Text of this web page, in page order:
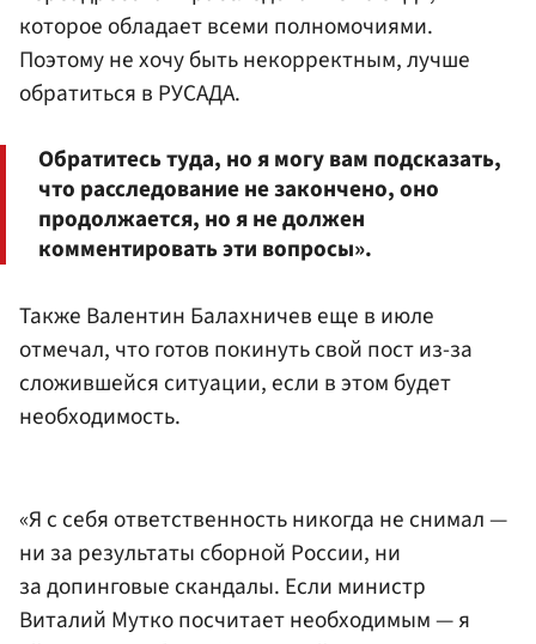
которое обладает всеми полномочиями.
Поэтому не хочу быть некорректным, лучше
обратиться в РУСАДА.
Обратитесь туда, но я могу вам подсказать,
что расследование не закончено, оно
продолжается, но я не должен
комментировать эти вопросы».
Также Валентин Балахничев еще в июле
отмечал, что готов покинуть свой пост из-за
сложившейся ситуации, если в этом будет
необходимость.
«Я с себя ответственность никогда не снимал —
ни за результаты сборной России, ни
за допинговые скандалы. Если министр
Виталий Мутко посчитает необходимым — я